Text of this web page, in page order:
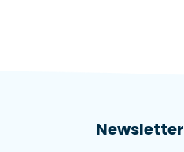
Newsletter